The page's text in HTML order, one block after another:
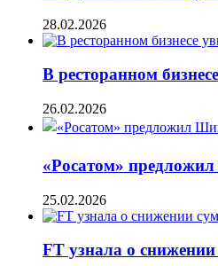
28.02.2026
В ресторанном
26.02.2026
«Росатом»
25.02.2026
FT узнала о